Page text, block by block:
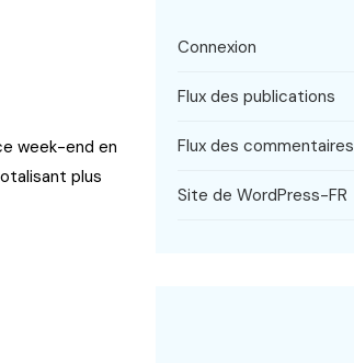
week-end en
plus
Connexion
Flux des publications
Flux des commentaires
Site de WordPress-FR